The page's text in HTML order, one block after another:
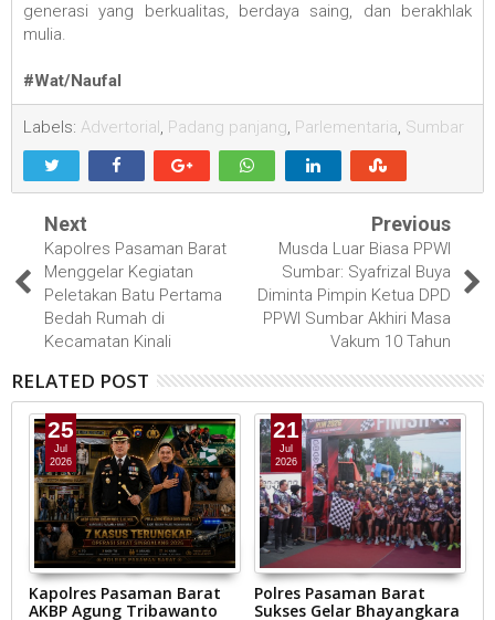
generasi yang berkualitas, berdaya saing, dan berakhlak
mulia.
#Wat/Naufal
Labels: Advertorial , Padang panjang, Parlementaria, Sumbar
Next
Kapolres Pasaman Barat
Menggelar Kegiatan
Peletakan Batu Pertama
Bedah Rumah di
Kecamatan Kinali
Previous
Musda Luar Biasa PPWI
Sumbar: Syafrizal Buya
Diminta Pimpin Ketua DPD
PPWI Sumbar Akhiri Masa
Vakum 10 Tahun
RELATED POST
25
Jul
2026
Kapolres Pasaman Barat
AKBP Agung Tribawanto
21
Jul
2026
Polres Pasaman Barat
Sukses Gelar Bhayangkara